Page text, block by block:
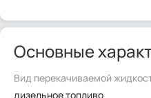
Основные
Вид перекачиваемой
дизельное топливо